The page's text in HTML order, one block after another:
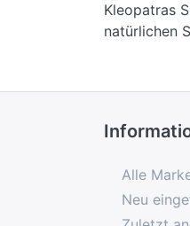
Kleopatras
natürlichen
Alle
Neu